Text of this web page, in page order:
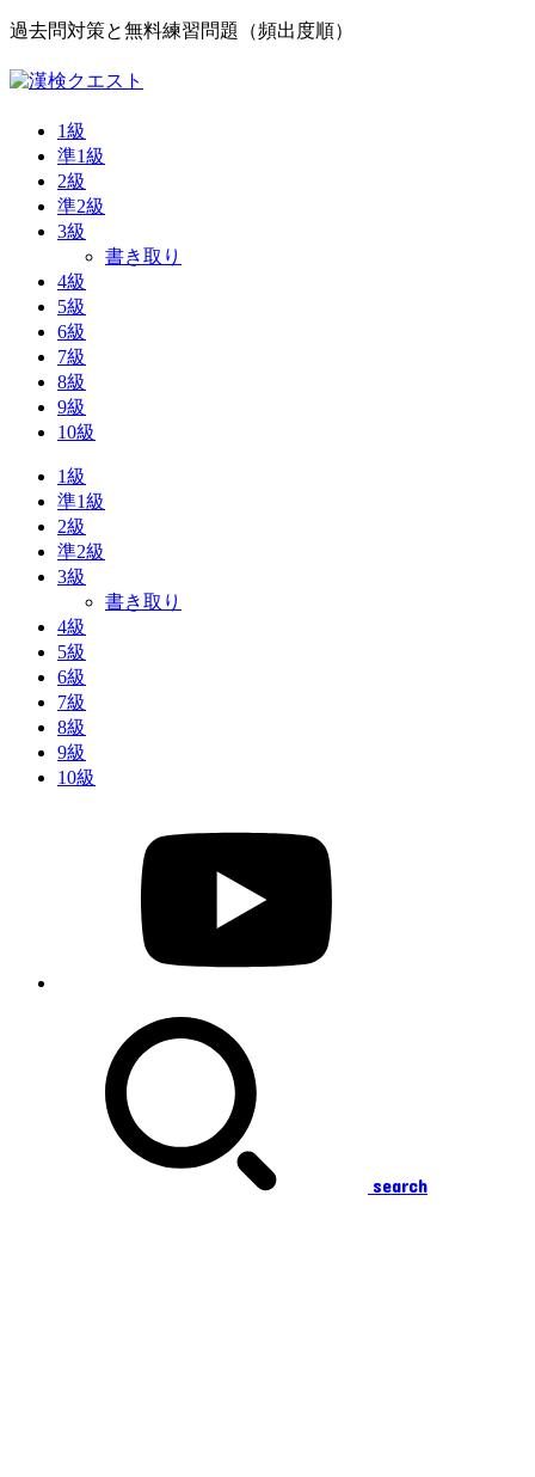
過去問対策と無料練習問題（頻出度順）
1級
準1級
2級
準2級
3級
書き取り
4級
5級
6級
7級
8級
9級
10級
1級
準1級
2級
準2級
3級
書き取り
4級
5級
6級
7級
8級
9級
10級
search